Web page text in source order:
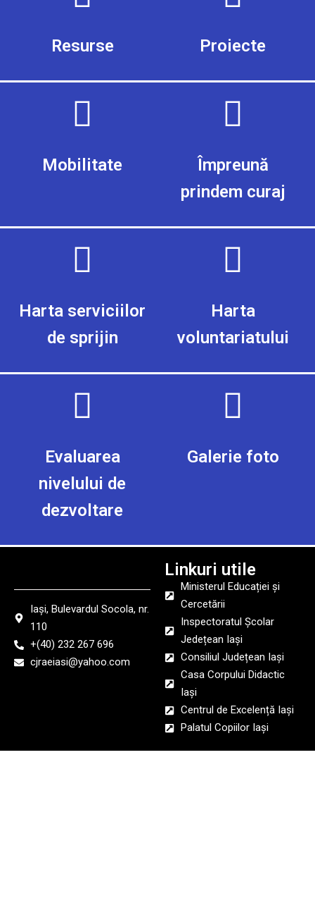
Resurse Proiecte
Mobilitate
Împreună
prindem curaj
Harta serviciilor
de sprijin
Harta
voluntariatului
Evaluarea
nivelului de
dezvoltare
Galerie foto
Iași, Bulevardul Socola, nr.
110
+(40) 232 267 696
cjraeiasi@yahoo.com
Linkuri utile
Ministerul Educației și
Cercetării
Inspectoratul Școlar
Jedețean Iași
Consiliul Județean Iași
Casa Corpului Didactic
Iași
Centrul de Excelență Iași
Palatul Copiilor Iași